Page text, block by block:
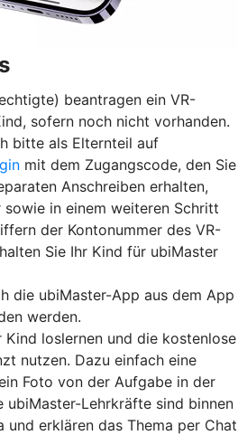
beantragen ein VR-
sofern noch nicht vorhanden.
bitte als Elternteil auf
mit dem Zugangscode, den Sie
Anschreiben erhalten,
sowie in einem weiteren Schritt
der Kontonummer des VR-
Sie Ihr Kind für ubiMaster
die ubiMaster-App aus dem App
werden.
Kind loslernen und die kostenlose
nutzen. Dazu einfach eine
Foto von der Aufgabe in der
ubiMaster-Lehrkräfte sind binnen
und erklären das Thema per Chat